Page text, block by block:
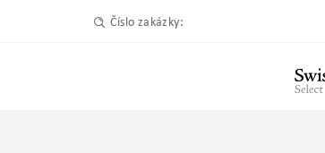
Číslo zakázky: